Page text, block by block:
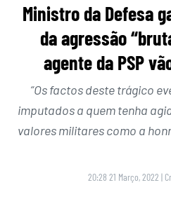
Ministro da Defesa
da agressão
agente da PSP
“Os factos deste trágico
imputados a quem tenha
valores militares como a
20:28 21 Março, 2022 |